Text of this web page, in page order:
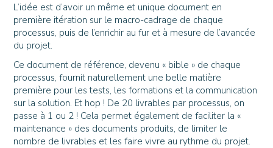
L’idée est d’avoir un même et unique document en
première itération sur le macro-cadrage de chaque
processus, puis de l’enrichir au fur et à mesure de l’avancée
du projet.
Ce document de référence, devenu « bible » de chaque
processus, fournit naturellement une belle matière
première pour les tests, les formations et la communication
sur la solution. Et hop ! De 20 livrables par processus, on
passe à 1 ou 2 ! Cela permet également de faciliter la «
maintenance » des documents produits, de limiter le
nombre de livrables et les faire vivre au rythme du projet.